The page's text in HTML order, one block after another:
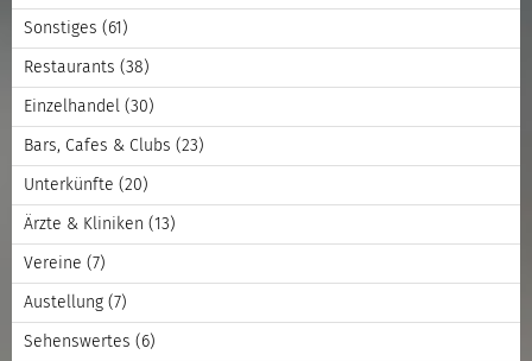
Sonstiges (61)
Restaurants (38)
Einzelhandel (30)
Bars, Cafes & Clubs (23)
Unterkünfte (20)
Ärzte & Kliniken (13)
Vereine (7)
Austellung (7)
Sehenswertes (6)